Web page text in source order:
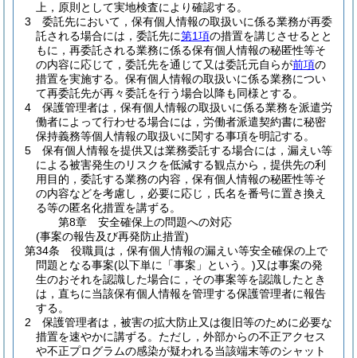
上，原則として実地検査により確認する。
3
委託先において，保有個人情報の取扱いに係る業務が再委
託される場合には，委託先に第1項の措置を講じさせるとと
もに，再委託される業務に係る保有個人情報の秘匿性等そ
の内容に応じて，委託先を通じて又は委託元自らが前項の
措置を実施する。 保有個人情報の取扱いに係る業務につい
て再委託先が再々委託を行う場合以降も同様とする。
4
保護管理者は，保有個人情報の取扱いに係る業務を派遣労
働者によって行わせる場合には，労働者派遣契約書に秘密
保持義務等個人情報の取扱いに関する事項を明記する。
5
保有個人情報を提供又は業務委託する場合には，漏えい等
による被害発生のリスクを低減する観点から，提供先の利
用目的，委託する業務の内容，保有個人情報の秘匿性等そ
の内容などを考慮し，必要に応じ，氏名を番号に置き換え
る等の匿名化措置を講ずる。
第8章
安全確保上の問題への対応
(事案の報告及び再発防止措置)
第34条
役職員は，保有個人情報の漏えい等安全確保の上で
問題となる事案(以下単に「事案」という。)又は事案の発
生のおそれを認識した場合に，その事案等を認識したとき
は，直ちに当該保有個人情報を管理する保護管理者に報告
する。
2
保護管理者は，被害の拡大防止又は復旧等のために必要な
措置を速やかに講ずる。 ただし，外部からの不正アクセス
や不正プログラムの感染が疑われる当該端末等のシャット